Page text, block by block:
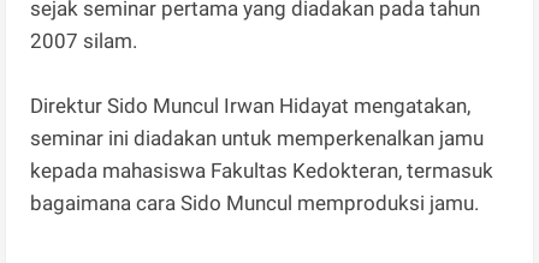
sejak seminar pertama yang diadakan pada tahun
2007 silam.
Direktur Sido Muncul Irwan Hidayat mengatakan,
seminar ini diadakan untuk memperkenalkan jamu
kepada mahasiswa Fakultas Kedokteran, termasuk
bagaimana cara Sido Muncul memproduksi jamu.